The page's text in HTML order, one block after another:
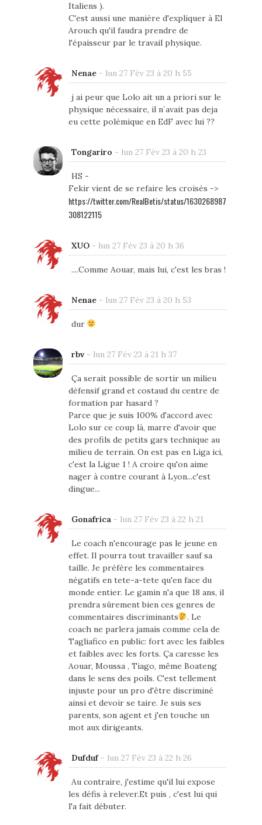
Italiens ).
C'est aussi une manière d'expliquer à El
Arouch qu'il faudra prendre de
l'épaisseur par le travail physique.
Nenae- lun 27 Fév 23 à 20 h 55
j ai peur que Lolo ait un a priori sur le
physique nécessaire, il n´avait pas deja
eu cette polémique en EdF avec lui ??
Tongariro - lun 27 Fév 23 à 20 h 23
HS -
Fekir vient de se refaire les croisés ->
https://twitter.com/RealBetis/status/1630268987
308122115
XUO- lun 27 Fév 23 à 20 h 36
....Comme Aouar, mais lui, c'est les bras !
Nenae- lun 27 Fév 23 à 20 h 53
dur
rbv- lun 27 Fév 23 à 21 h 37
Ça serait possible de sortir un milieu
défensif grand et costaud du centre de
formation par hasard ?
Parce que je suis 100% d'accord avec
Lolo sur ce coup là, marre d'avoir que
des profils de petits gars technique au
milieu de terrain. On est pas en Liga ici,
c'est la Ligue 1 ! A croire qu'on aime
nager à contre courant à Lyon...c'est
dingue...
Gonafrica- lun 27 Fév 23 à 22 h 21
Le coach n'encourage pas le jeune en
effet. Il pourra tout travailler sauf sa
taille. Je préfère les commentaires
négatifs en tete-a-tete qu'en face du
monde entier. Le gamin n'a que 18 ans, il
prendra sûrement bien ces genres de
commentaires discriminants
. Le
coach ne parlera jamais comme cela de
Tagliafico en public: fort avec les faibles
et faibles avec les forts. Ça caresse les
Aouar, Moussa , Tiago, même Boateng
dans le sens des poils. C'est tellement
injuste pour un pro d'être discriminé
ainsi et devoir se taire. Je suis ses
parents, son agent et j'en touche un
mot aux dirigeants.
Dufduf- lun 27 Fév 23 à 22 h 26
Au contraire, j'estime qu'il lui expose
les défis à relever.Et puis , c'est lui qui
l'a fait débuter.